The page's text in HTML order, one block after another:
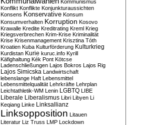
Kommunismus
Konflikt Konflikte Konjunkturaussichten
Konsens Konservative Konsum
Konsumverhalten Korruption Kosovo
Krawalle Kredite Kreditrating Kreml Krieg
Kriegsverbrechen Krim-Krise Kriminalität
Krise Krisenmanagement Krisztina Tóth
Kroatien Kuba Kulturförderung Kulturkrieg
Kurdistan Kurie kuruc.info Kyrill
Käfighaltung Kék Pont Kötcse
Ladenschließungen Lajos Bokros Lajos Rig
Lajos Simicska Landwirtschaft
lebenslange Haft Lebensmittel
Lebensmittelqualität Lehrkräfte Lehrplan
Leichtathletik-WM Lenin LGBTQ LIBE
Liberale Liberalismus Libri Libyen Li
Keqiang Linke Linksallianz
Linksopposition Litauen
Literatur Liz Truss LMP Lockdown